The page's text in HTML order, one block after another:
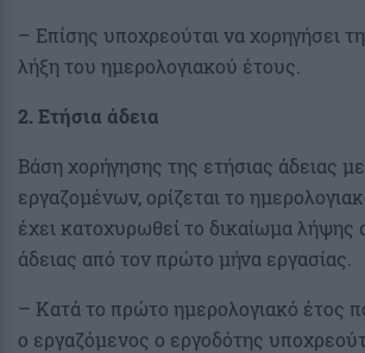
– Επίσης υποχρεούται να χορηγήσει
λήξη του ημερολογιακού έτους.
2. Ετήσια άδεια
Βάση χορήγησης της ετήσιας άδειας
εργαζομένων, ορίζεται το
έχει κατοχυρωθεί το δικαίωμα λήψης
άδειας από τον πρώτο μήνα εργασίας.
– Κατά το πρώτο ημερολογιακό έτος
ο εργαζόμενος ο εργοδότης